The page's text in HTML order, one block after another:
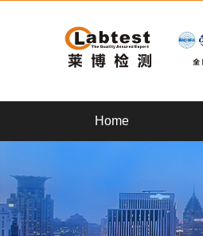
Home